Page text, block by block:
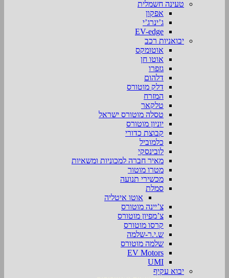
טעינה חשמלית
אפקון
ג’ינרג’י
EV-edge
יבואניות רכב
אוטומקס
אוטו חן
גזפרו
דלהום
דלק מוטורס
המזרח
טלקאר
טסלה מוטורס ישראל
יוניון מוטורס
קבוצת כדורי
כלמוביל
לובינסקי
מאיר חברה למכוניות ומשאיות
מטרו מוטור
מכשירי תנועה
סמלת
אוטו איטליה
צ’יינה מוטורס
צ’מפיון מוטורס
קרסו מוטורס
ש.י.ר-שלמה
שלמה מוטורס
EV Motors
UMI
יבוא עקיף